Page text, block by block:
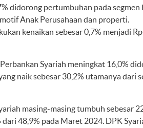
didorong pertumbuhan pada
Anak Perusahaan dan properti.
kenaikan sebesar 0,7% menjadi
Syariah meningkat 16,0%
naik sebesar 30,2% utamanya dari
masing-masing tumbuh sebesar
48,9% pada Maret 2024. DPK